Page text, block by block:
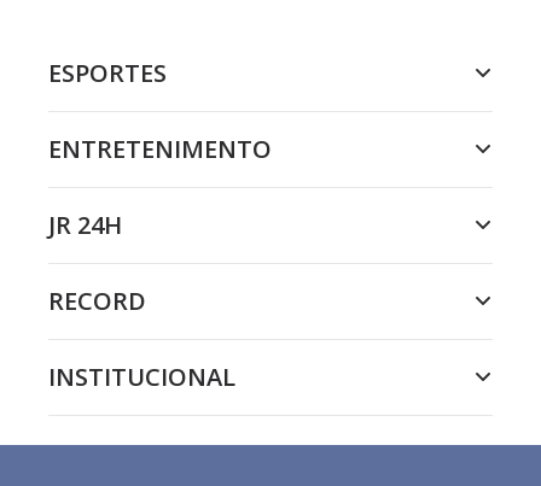
ESPORTES
ENTRETENIMENTO
JR 24H
RECORD
INSTITUCIONAL